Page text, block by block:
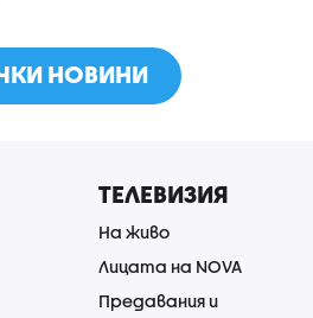
НОВИНИ
ТЕЛЕВИЗИЯ
На живо
Лицата на NOVA
Предавания и